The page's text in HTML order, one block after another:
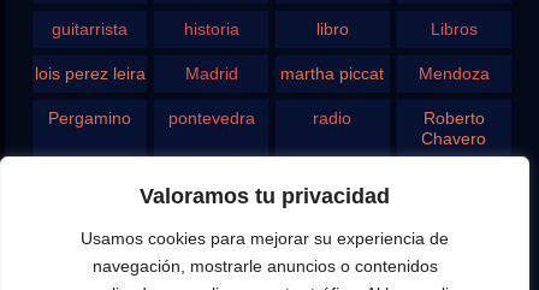
Valoramos tu privacidad
Usamos cookies para mejorar su experiencia de
navegación, mostrarle anuncios o contenidos
guitarrista historia libro Libros
lois perez leira Madrid martha piccat Mendoza
Pergamino pontevedra radio
Roberto
Chavero
Tango teatro television vigo